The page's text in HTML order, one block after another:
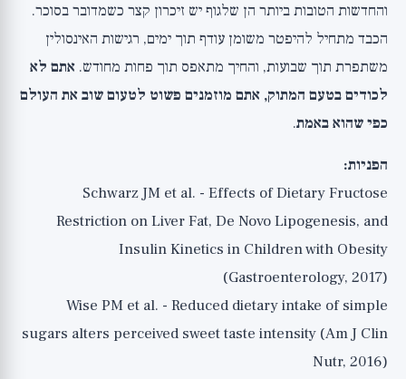
והחדשות הטובות ביותר הן שלגוף יש זיכרון קצר כשמדובר בסוכר.
הכבד מתחיל להיפטר משומן עודף תוך ימים, רגישות האינסולין
משתפרת תוך שבועות, והחיך מתאפס תוך פחות מחודש. אתם לא
לכודים בטעם המתוק, אתם מוזמנים פשוט לטעום שוב את העולם
כפי שהוא באמת.
הפניות:
Schwarz JM et al. - Effects of Dietary Fructose
Restriction on Liver Fat, De Novo Lipogenesis, and
Insulin Kinetics in Children with Obesity
(Gastroenterology, 2017)
Wise PM et al. - Reduced dietary intake of simple
sugars alters perceived sweet taste intensity (Am J Clin
Nutr, 2016)